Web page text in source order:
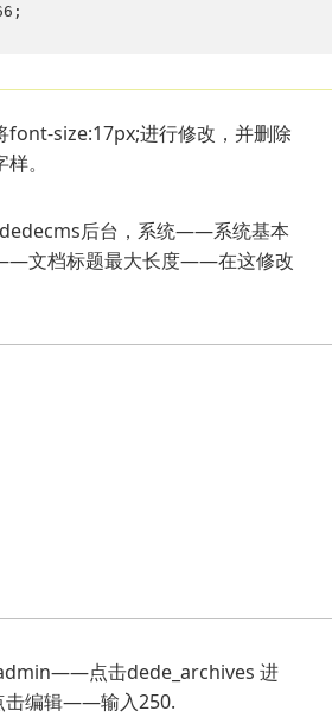
size:17px;进行修改，并删除
。
后台，系统——系统基本
文档标题最大长度——在这修改
点击dede_archives 进
编辑——输入250.